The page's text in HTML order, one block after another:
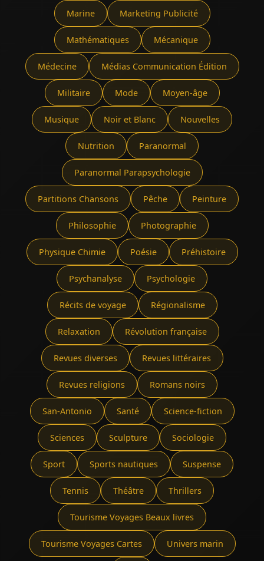
Marine Marketing Publicité
Mathématiques Mécanique
Médecine Médias Communication Édition
Militaire Mode Moyen-âge
Musique Noir et Blanc Nouvelles
Nutrition Paranormal
Paranormal Parapsychologie
Partitions Chansons Pêche Peinture
Philosophie Photographie
Physique Chimie Poésie Préhistoire
Psychanalyse Psychologie
Récits de voyage Régionalisme
Relaxation Révolution française
Revues diverses Revues littéraires
Revues religions Romans noirs
San-Antonio Santé Science-fiction
Sciences Sculpture Sociologie
Sport Sports nautiques Suspense
Tennis Théâtre Thrillers
Tourisme Voyages Beaux livres
Tourisme Voyages Cartes Univers marin